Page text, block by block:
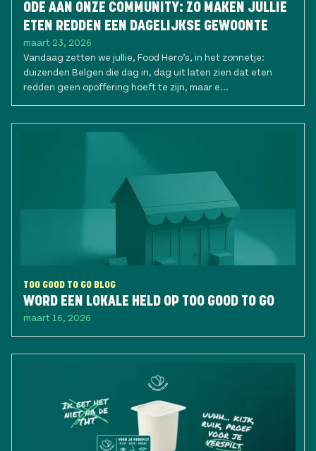
ODE AAN ONZE COMMUNITY: ZO MAKEN JULLIE
ETEN REDDEN EEN DAGELIJKSE GEWOONTE
maart 23, 2026
Vandaag zetten we jullie, Food Hero’s, in het zonnetje:
duizenden Belgen die dag in, dag uit laten zien dat eten
redden geen opoffering hoeft te zijn, maar e...
TOO GOOD TO GO BLOG
WORD EEN LOKALE HELD OP TOO GOOD TO GO
maart 16, 2026